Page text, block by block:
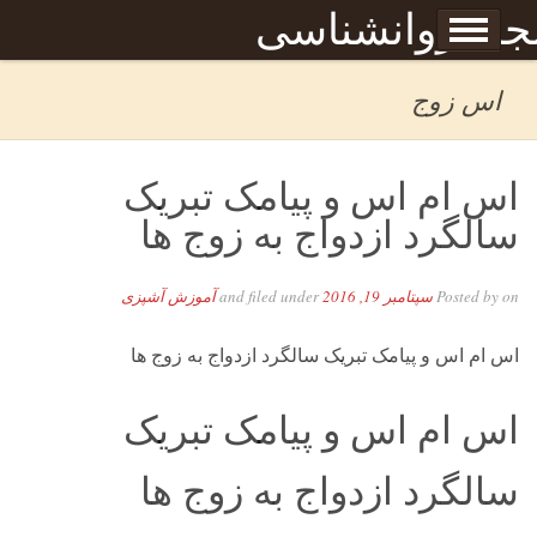
روانشناسی
Skip to content
برگه نمونه
اس زوج
اس ام اس و پیامک تبریک
سالگرد ازدواج به زوج ها
Posted byon سپتامبر 19, 2016 and filed underآموزش آشپزی
اس ام اس و پیامک تبریک سالگرد ازدواج به زوج ها
اس ام اس و پیامک تبریک
سالگرد ازدواج به زوج ها